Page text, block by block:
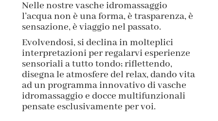
Nelle nostre vasche idromassaggio
l’acqua non è una forma, è trasparenza, è
sensazione, è viaggio nel passato.
Evolvendosi, si declina in molteplici
interpretazioni per regalarvi esperienze
sensoriali a tutto tondo; riflettendo,
disegna le atmosfere del relax, dando vita
ad un programma innovativo di vasche
idromassaggio e docce multifunzionali
pensate esclusivamente per voi.